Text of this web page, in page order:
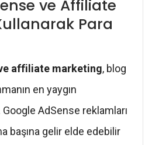
ve Affiliate
Para
affiliate marketing, blog
en yaygın
AdSense reklamları
başına gelir elde edebilir